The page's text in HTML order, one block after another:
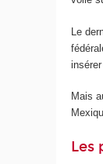
Le
Mais
Les